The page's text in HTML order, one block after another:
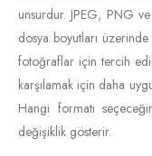
unsurdur. JPEG, PNG
dosya boyutları
fotoğraflar için tercih
karşılamak için daha
Hangi formatı
değişiklik gösterir.